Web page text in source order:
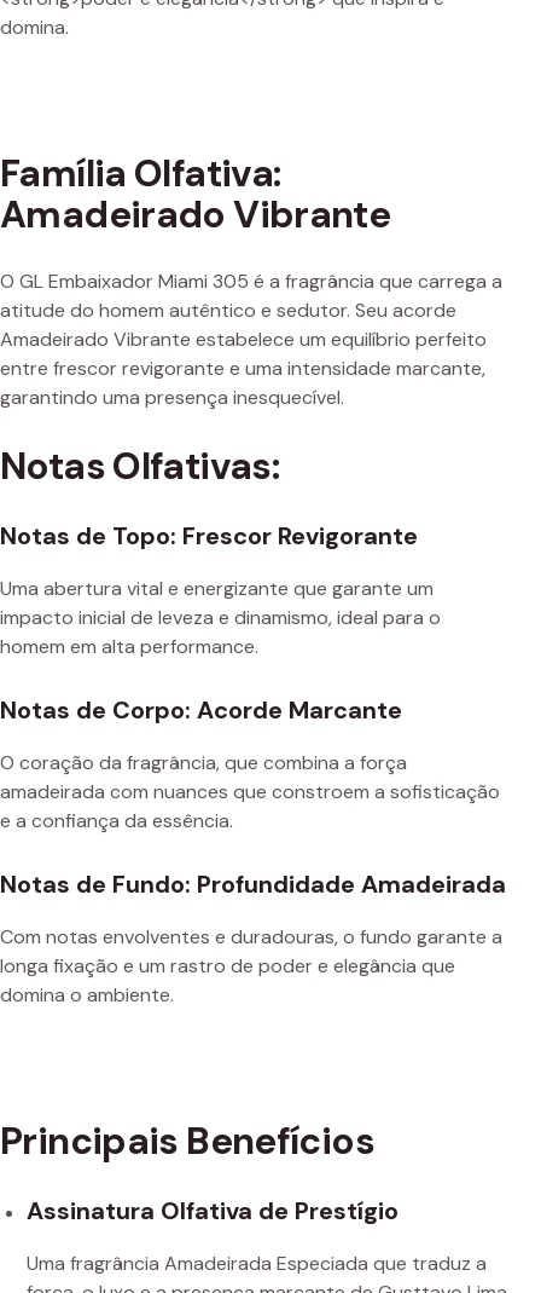
domina.
Família Olfativa:
Amadeirado Vibrante
O GL Embaixador Miami 305 é a fragrância que carrega a
atitude do homem autêntico e sedutor. Seu acorde
Amadeirado Vibrante estabelece um equilíbrio perfeito
entre frescor revigorante e uma intensidade marcante,
garantindo uma presença inesquecível.
Notas Olfativas:
Notas de Topo: Frescor Revigorante
Uma abertura vital e energizante que garante um
impacto inicial de leveza e dinamismo, ideal para o
homem em alta performance.
Notas de Corpo: Acorde Marcante
O coração da fragrância, que combina a força
amadeirada com nuances que constroem a sofisticação
e a confiança da essência.
Notas de Fundo: Profundidade Amadeirada
Com notas envolventes e duradouras, o fundo garante a
longa fixação e um rastro de poder e elegância que
domina o ambiente.
Principais Benefícios
Assinatura Olfativa de Prestígio
Uma fragrância Amadeirada Especiada que traduz a